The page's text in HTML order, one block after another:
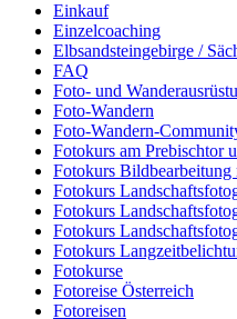
Einkauf
Einzelcoaching
Elbsandsteingebirge /
FAQ
Foto- und
Foto-Wandern
Foto-Wandern-
Fotokurs am Prebischtor
Fotokurs
Fotokurs
Fotokurs
Fotokurs
Fotokurs
Fotokurse
Fotoreise Österreich
Fotoreisen